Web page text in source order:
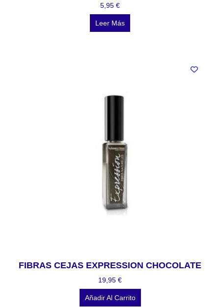
5,95 €
Leer Más
FIBRAS CEJAS EXPRESSION CHOCOLATE
19,95 €
Añadir Al Carrito